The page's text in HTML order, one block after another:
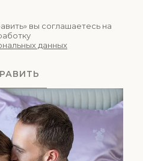
вы соглашаетесь на
данных